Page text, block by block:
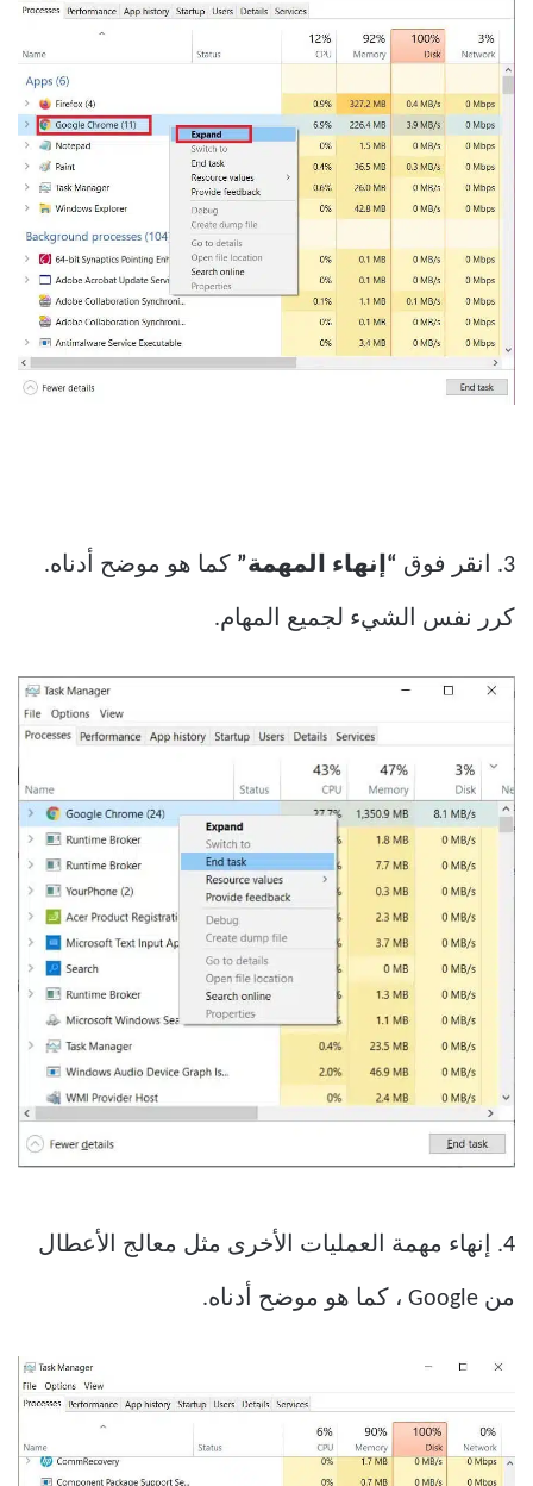
3. انقر فوق “إنهاء المهمة” كما هو موضح أدناه.
كرر نفس الشيء لجميع المهام.
4. إنهاء مهمة العمليات الأخرى مثل معالج الأعطال
من Google ، كما هو موضح أدناه.